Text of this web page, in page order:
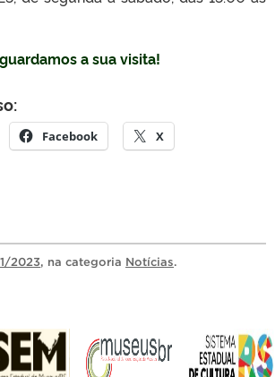
a sua visita!
Facebook X
2023, na categoria Notícias.